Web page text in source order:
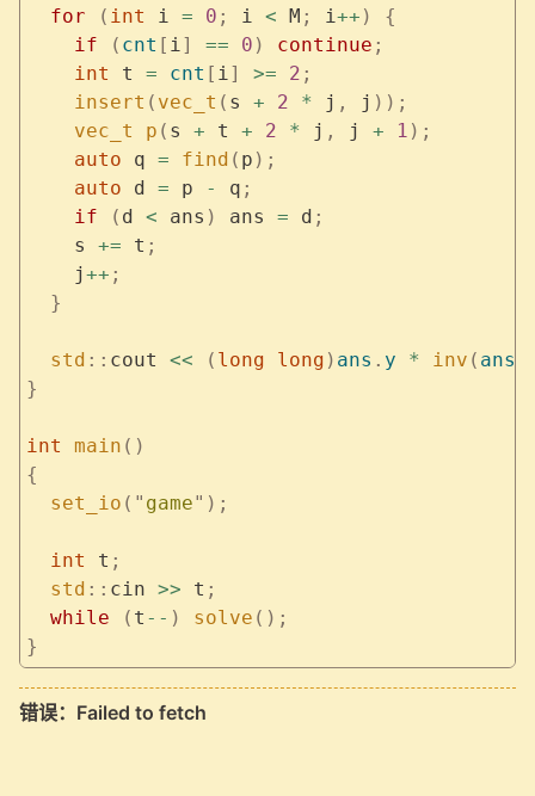
  for
( int i = 0 ; i < M ; i ++ )
{
    if
( cnt [ i ] == 0 ) continue ;
    int
t = cnt [ i ] >= 2 ;
    insert
( vec_t ( s + 2 * j , j ));
    vec_t
p ( s + t + 2 * j , j + 1 );
    auto
q = find ( p );
    auto
d = p - q ;
    if
( d < ans ) ans = d ;
    s
+= t ;
    j
++ ;
  }
  std
:: cout << ( long long ) ans . y * inv ( ans
}
int main ()
{
  set_io
( " game" );
  int
t ;
  std
:: cin >> t ;
  while
( t -- ) solve ();
}